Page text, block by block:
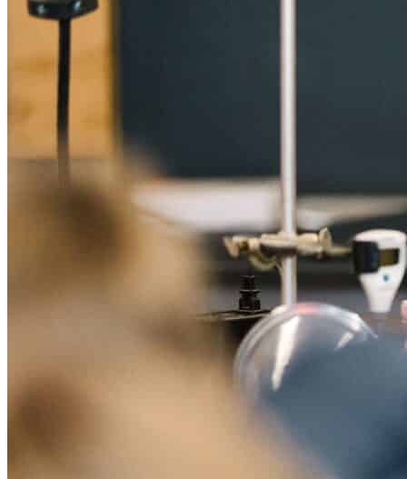
Contactez-nous
505 East 75th Street New York, NY 10021
S'INSCRIRE
Programme scolaire